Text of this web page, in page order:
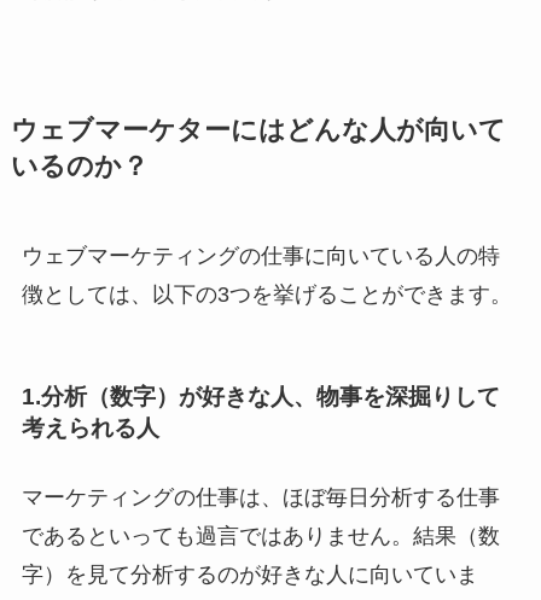
ウェブマーケターにはどんな人が向いて
いるのか？
ウェブマーケティングの仕事に向いている人の特
徴としては、以下の3つを挙げることができます。
1.分析（数字）が好きな人、物事を深掘りして
考えられる人
マーケティングの仕事は、ほぼ毎日分析する仕事
であるといっても過言ではありません。結果（数
字）を見て分析するのが好きな人に向いていま